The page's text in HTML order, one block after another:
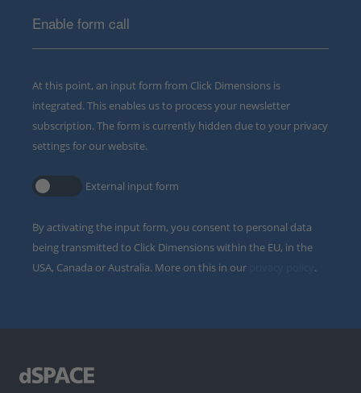
Enable form call
At this point, an input form from Click Dimensions is
integrated. This enables us to process your newsletter
subscription. The form is currently hidden due to your privacy
settings for our website.
External input form
By activating the input form, you consent to personal data
being transmitted to Click Dimensions within the EU, in the
USA, Canada or Australia. More on this in our
.